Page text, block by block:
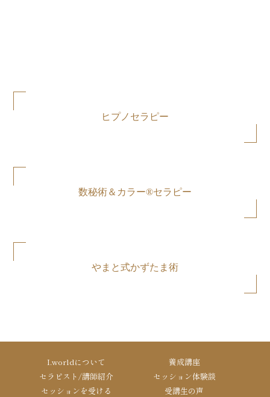
ヒプノセラピー
数秘術＆カラー®セラピー
やまと式かずたま術
I.worldについて
セラピスト/講師紹介
セッションを受ける
養成講座
セッション体験談
受講生の声